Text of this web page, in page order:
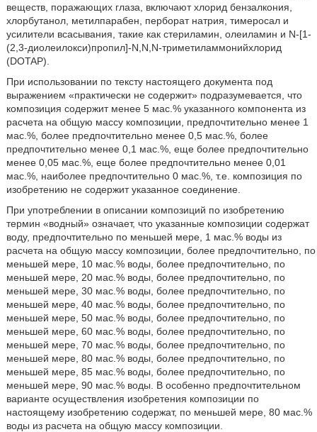
веществ, поражающих глаза, включают хлорид бензалкония,
хлорбутанол, метилпарабен, перборат натрия, тимеросал и
усилители всасывания, такие как стериламин, олеиламин и N-[1-
(2,3-диолеилокси)пропил]-N,N,N-триметиламмонийхлорид
(DOTAP).
При использовании по тексту настоящего документа под
выражением «практически не содержит» подразумевается, что
композиция содержит менее 5 мас.% указанного компонента из
расчета на общую массу композиции, предпочтительно менее 1
мас.%, более предпочтительно менее 0,5 мас.%, более
предпочтительно менее 0,1 мас.%, еще более предпочтительно
менее 0,05 мас.%, еще более предпочтительно менее 0,01
мас.%, наиболее предпочтительно 0 мас.%, т.е. композиция по
изобретению не содержит указанное соединение.
При употреблении в описании композиций по изобретению
термин «водный» означает, что указанные композиции содержат
воду, предпочтительно по меньшей мере, 1 мас.% воды из
расчета на общую массу композиции, более предпочтительно, по
меньшей мере, 10 мас.% воды, более предпочтительно, по
меньшей мере, 20 мас.% воды, более предпочтительно, по
меньшей мере, 30 мас.% воды, более предпочтительно, по
меньшей мере, 40 мас.% воды, более предпочтительно, по
меньшей мере, 50 мас.% воды, более предпочтительно, по
меньшей мере, 60 мас.% воды, более предпочтительно, по
меньшей мере, 70 мас.% воды, более предпочтительно, по
меньшей мере, 80 мас.% воды, более предпочтительно, по
меньшей мере, 85 мас.% воды, более предпочтительно, по
меньшей мере, 90 мас.% воды. В особенно предпочтительном
варианте осуществления изобретения композиции по
настоящему изобретению содержат, по меньшей мере, 80 мас.%
воды из расчета на общую массу композиции.